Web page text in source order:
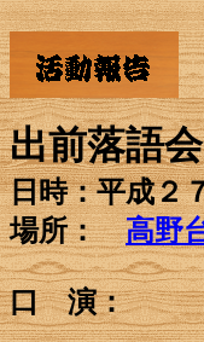
出前落語会
日時：平成
場所：高野
口 演：